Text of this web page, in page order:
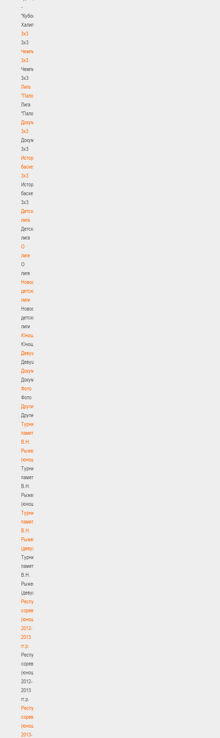
-
"Кубок
Халипского"
3x3
3x3
Чемпионат
3х3
Чемпионат
3х3
Лига
"Палова"
Лига
"Палова"
Документы
3х3
Документы
3х3
История
баскетбола
3х3
История
баскетбола
3х3
Детская
лига
Детская
лига
О
лиге
О
лиге
Новости
детской
лиги
Новости
детской
лиги
Юноши
Юноши
Девушки
Девушки
Документы
Документы
Фото
Фото
Другие
Другие
Турнир
памяти
В.Н.
Рыженкова
(юноши)
Турнир
памяти
В.Н.
Рыженкова
(юноши)
Турнир
памяти
В.Н.
Рыженкова
(девушки)
Турнир
памяти
В.Н.
Рыженкова
(девушки)
Республиканские
соревнования
(юноши)
2012-
2013
гг.р.
Республиканские
соревнования
(юноши)
2012-
2013
гг.р.
Республиканские
соревнования
(юноши)
2013-